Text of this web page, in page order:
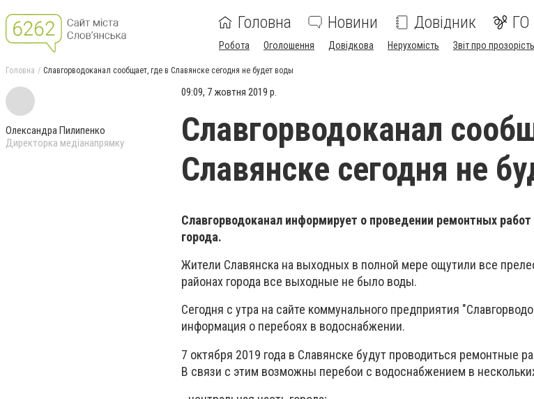
Головна Новини Довідник ГО
Робота Оголошення Довідкова Нерухомість Звіт про
Головна Славгорводоканал сообщает, где в Славянске сегодня не будет воды
Олександра Пилипенко
Директорка медіанапрямку
09:09, 7 жовтня 2019 р.
Славгорводоканал
Славянске сегодня не
Славгорводоканал информирует о проведении ремонтных
города.
Жители Славянска на выходных в полной мере ощутили все
районах города все выходные не было воды.
Сегодня с утра на сайте коммунального предприятия
информация о перебоях в водоснабжении.
7 октября 2019 года в Славянске будут проводиться ремонтные
В связи с этим возможны перебои с водоснабжением в